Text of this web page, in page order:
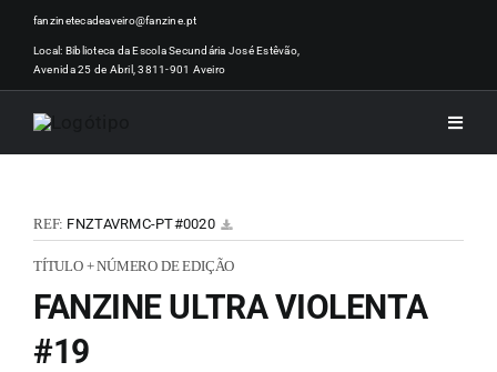
Skip
content
fanzinetecadeaveiro@fanzine.pt
Local: Biblioteca da Escola Secundária José Estêvão,
Avenida 25 de Abril, 3811-901 Aveiro
Toggle
REF: FNZTAVRMC-PT#0020
TÍTULO + NÚMERO DE EDIÇÃO
FANZINE ULTRA VIOLENTA
#19